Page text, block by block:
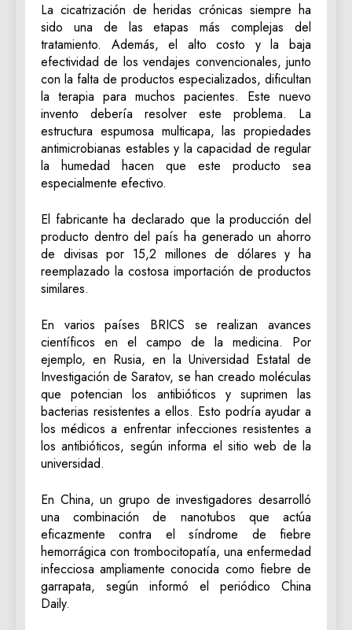
La cicatrización de heridas crónicas siempre ha
sido una de las etapas más complejas del
tratamiento. Además, el alto costo y la baja
efectividad de los vendajes convencionales, junto
con la falta de productos especializados, dificultan
la terapia para muchos pacientes. Este nuevo
invento debería resolver este problema. La
estructura espumosa multicapa, las propiedades
antimicrobianas estables y la capacidad de regular
la humedad hacen que este producto sea
especialmente efectivo.
El fabricante ha declarado que la producción del
producto dentro del país ha generado un ahorro
de divisas por 15,2 millones de dólares y ha
reemplazado la costosa importación de productos
similares.
En varios países BRICS se realizan avances
científicos en el campo de la medicina. Por
ejemplo, en Rusia, en la Universidad Estatal de
Investigación de Saratov, se han creado moléculas
que potencian los antibióticos y suprimen las
bacterias resistentes a ellos. Esto podría ayudar a
los médicos a enfrentar infecciones resistentes a
los antibióticos, según informa el sitio web de la
universidad.
En China, un grupo de investigadores desarrolló
una combinación de nanotubos que actúa
eficazmente contra el síndrome de fiebre
hemorrágica con trombocitopatía, una enfermedad
infecciosa ampliamente conocida como fiebre de
garrapata, según informó el periódico China
Daily.